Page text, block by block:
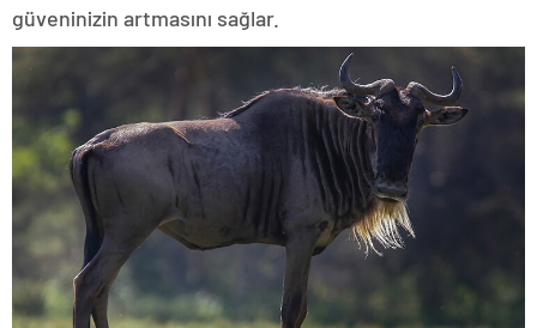
güveninizin artmasını sağlar.